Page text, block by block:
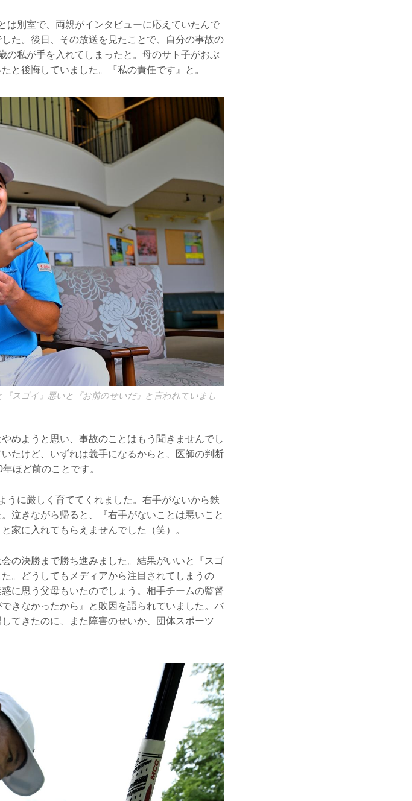
は別室で、両親がインタビューに応えていたんで
た。後日、その放送を見たことで、自分の事故の
の私が手を入れてしまったと。母のサト子がおぶ
と後悔していました。『私の責任です』と。
スゴイ』悪いと『お前のせいだ』と言われていまし
めようと思い、事故のことはもう聞きませんでし
たけど、いずれは義手になるからと、医師の判断
ほど前のことです。
うに厳しく育ててくれました。右手がないから鉄
泣きながら帰ると、『右手がないことは悪いこと
家に入れてもらえませんでした（笑）。
の決勝まで勝ち進みました。結果がいいと『スゴ
。どうしてもメディアから注目されてしまうの
に思う父母もいたのでしょう。相手チームの監督
きなかったから』と敗因を語られていました。バ
てきたのに、また障害のせいか、団体スポーツ